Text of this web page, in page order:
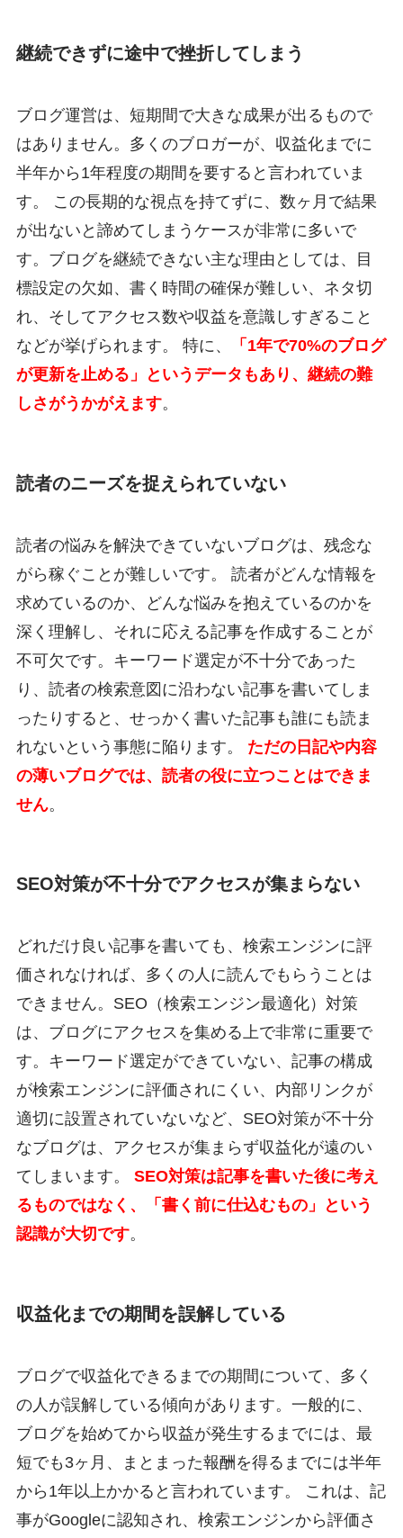
継続できずに途中で挫折してしまう
ブログ運営は、短期間で大きな成果が出るもので
はありません。多くのブロガーが、収益化までに
半年から1年程度の期間を要すると言われていま
す。 この長期的な視点を持てずに、数ヶ月で結果
が出ないと諦めてしまうケースが非常に多いで
す。ブログを継続できない主な理由としては、目
標設定の欠如、書く時間の確保が難しい、ネタ切
れ、そしてアクセス数や収益を意識しすぎること
などが挙げられます。 特に、
「1年で70%のブログ
が更新を止める」というデータもあり、継続の難
しさがうかがえます。
読者のニーズを捉えられていない
読者の悩みを解決できていないブログは、残念な
がら稼ぐことが難しいです。 読者がどんな情報を
求めているのか、どんな悩みを抱えているのかを
深く理解し、それに応える記事を作成することが
不可欠です。キーワード選定が不十分であった
り、読者の検索意図に沿わない記事を書いてしま
ったりすると、せっかく書いた記事も誰にも読ま
れないという事態に陥ります。 ただの日記や内容
の薄いブログでは、読者の役に立つことはできま
せん。
SEO対策が不十分でアクセスが集まらない
どれだけ良い記事を書いても、検索エンジンに評
価されなければ、多くの人に読んでもらうことは
できません。SEO（検索エンジン最適化）対策
は、ブログにアクセスを集める上で非常に重要で
す。キーワード選定ができていない、記事の構成
が検索エンジンに評価されにくい、内部リンクが
適切に設置されていないなど、SEO対策が不十分
なブログは、アクセスが集まらず収益化が遠のい
てしまいます。 SEO対策は記事を書いた後に考え
るものではなく、「書く前に仕込むもの」という
認識が大切です。
収益化までの期間を誤解している
ブログで収益化できるまでの期間について、多く
の人が誤解している傾向があります。一般的に、
ブログを始めてから収益が発生するまでには、最
短でも3ヶ月、まとまった報酬を得るまでには半年
から1年以上かかると言われています。 これは、記
事がGoogleに認知され、検索エンジンから評価さ